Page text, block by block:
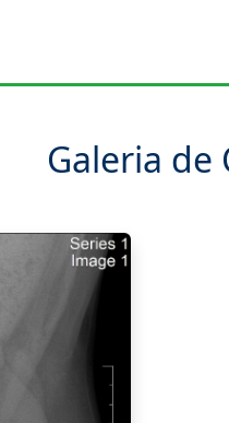
Galeria de